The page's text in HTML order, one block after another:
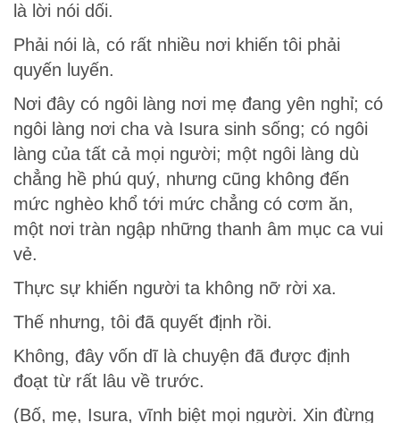
là lời nói dối.
Phải nói là, có rất nhiều nơi khiến tôi phải
quyến luyến.
Nơi đây có ngôi làng nơi mẹ đang yên nghỉ; có
ngôi làng nơi cha và Isura sinh sống; có ngôi
làng của tất cả mọi người; một ngôi làng dù
chẳng hề phú quý, nhưng cũng không đến
mức nghèo khổ tới mức chẳng có cơm ăn,
một nơi tràn ngập những thanh âm mục ca vui
vẻ.
Thực sự khiến người ta không nỡ rời xa.
Thế nhưng, tôi đã quyết định rồi.
Không, đây vốn dĩ là chuyện đã được định
đoạt từ rất lâu về trước.
(Bố, mẹ, Isura, vĩnh biệt mọi người. Xin đừng